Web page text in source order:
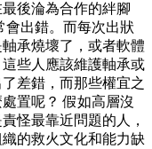
後淪為合作的絆腳
會出錯。而每次出狀
承燒壞了，或者軟體
些人應該維護軸承或
差錯，而那些權宜之
置呢？ 假如高層沒
怪最靠近問題的人，
的救火文化和能力缺